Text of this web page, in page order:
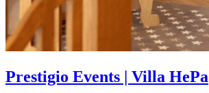
Prestigio Events | Villa HePa